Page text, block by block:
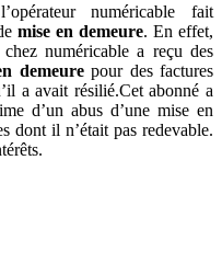
numéricable fait
mise en demeure. En effet,
numéricable a reçu des
demeurepour des factures
a avait résilié.Cet abonné a
d’un abus d’une mise en
dont il n’était pas redevable.